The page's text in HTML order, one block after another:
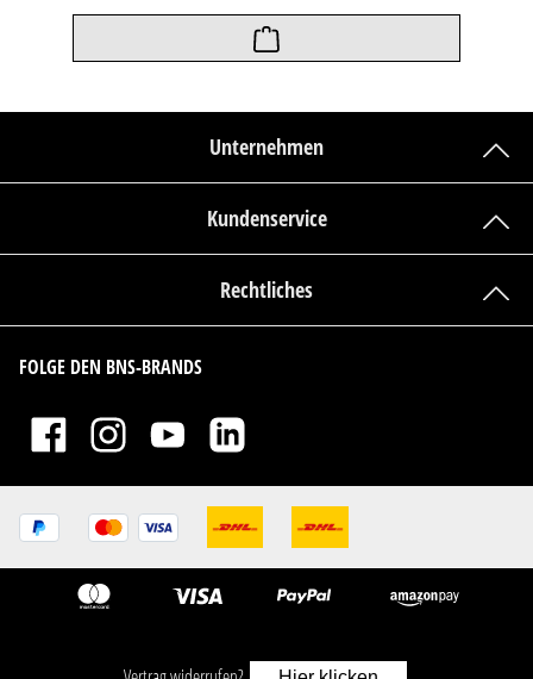
Unternehmen
Kundenservice
Rechtliches
FOLGE DEN BNS-BRANDS